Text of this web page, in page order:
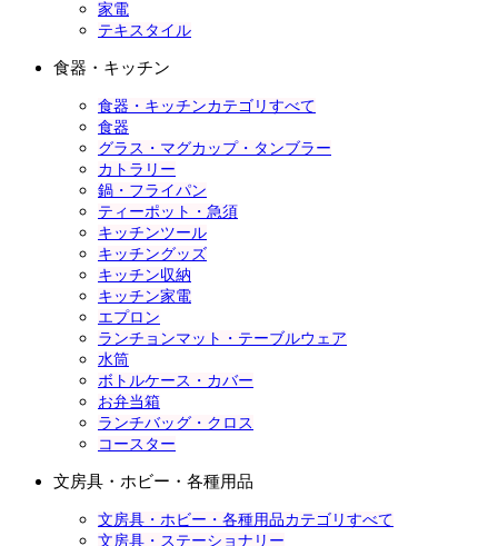
家電
テキスタイル
食器・キッチン
食器・キッチンカテゴリすべて
食器
グラス・マグカップ・タンブラー
カトラリー
鍋・フライパン
ティーポット・急須
キッチンツール
キッチングッズ
キッチン収納
キッチン家電
エプロン
ランチョンマット・テーブルウェア
水筒
ボトルケース・カバー
お弁当箱
ランチバッグ・クロス
コースター
文房具・ホビー・各種用品
文房具・ホビー・各種用品カテゴリすべて
文房具・ステーショナリー